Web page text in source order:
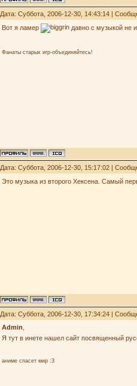
Дата: Суббота, 2006-12-30, 14:43:14 |
Вот я ламер давно с музыкой не
Фанаты старых игр-объединяйтесь!
Дата: Суббота, 2006-12-30, 15:17:02 |
Это музыка из второго Хексена. Самый
Дата: Суббота, 2006-12-30, 17:34:24 |
Admin
Я тут в инете нашел сайт посвященный
аниме спасет мир :3